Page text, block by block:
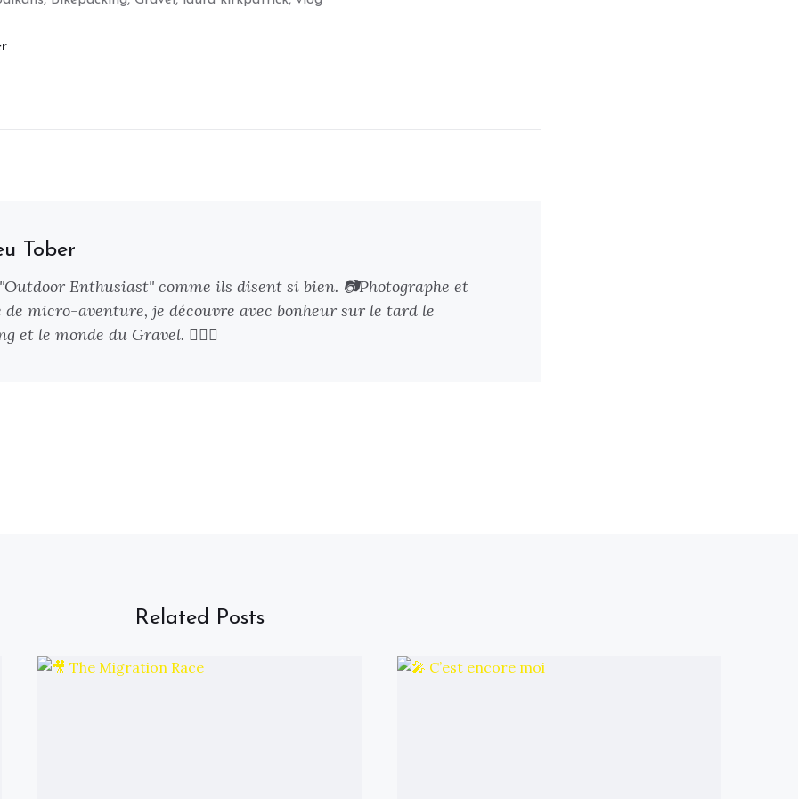
Tober
Enthusiast" comme ils disent si bien. 📷Photographe et
de micro-aventure, je découvre avec bonheur sur le tard le
et le monde du Gravel. 🚴🏻‍♂️
Related Posts